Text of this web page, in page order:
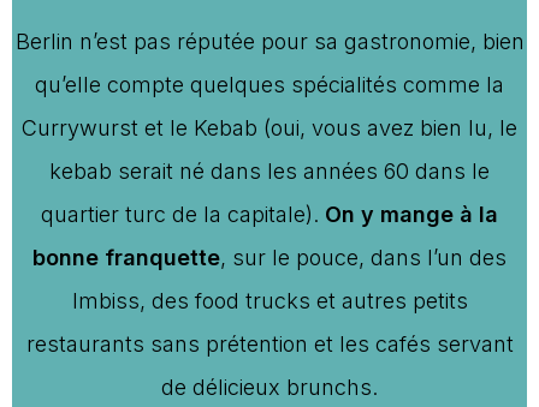
Berlin n’est pas réputée pour sa gastronomie, bien
qu’elle compte quelques spécialités comme la
Currywurst et le Kebab (oui, vous avez bien lu, le
kebab serait né dans les années 60 dans le
quartier turc de la capitale). On y mange à la
bonne franquette, sur le pouce, dans l’un des
Imbiss, des food trucks et autres petits
restaurants sans prétention et les cafés servant
de délicieux brunchs.